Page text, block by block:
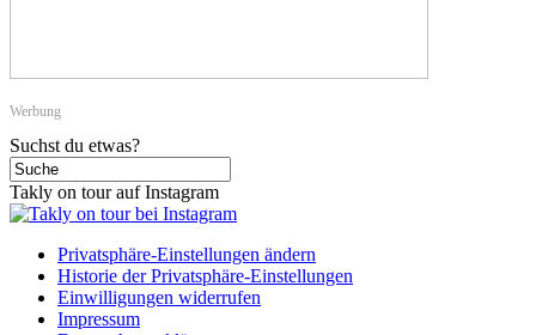
Werbung
Suchst du etwas?
Takly on tour auf Instagram
Privatsphäre-Einstellungen ändern
Historie der Privatsphäre-Einstellungen
Einwilligungen widerrufen
Impressum